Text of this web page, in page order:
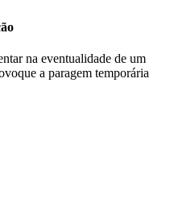
na eventualidade de um
a paragem temporária